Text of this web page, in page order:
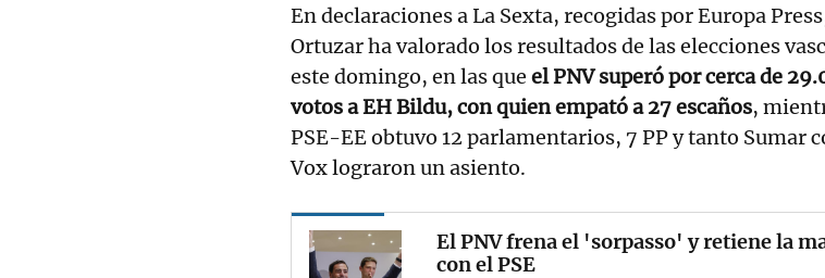
En declaraciones a La Sexta, recogidas por Europa
Ortuzar ha valorado los resultados de las elecciones
este domingo, en las que el PNV superó por cerca de
votos a EH Bildu, con quien empató a 27 escaños,
PSE-EE obtuvo 12 parlamentarios, 7 PP y tanto Sumar
Vox lograron un asiento.
El PNV frena el 'sorpasso' y retiene la
con el PSE